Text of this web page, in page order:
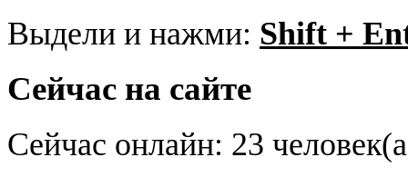
Выдели и нажми: Shift +
Сейчас на сайте
Сейчас онлайн: 23